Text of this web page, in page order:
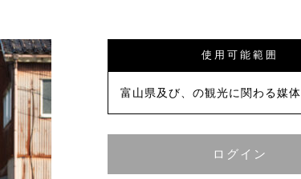
使用可能範囲
富山県及び、の観光に関わる媒体
ログイン